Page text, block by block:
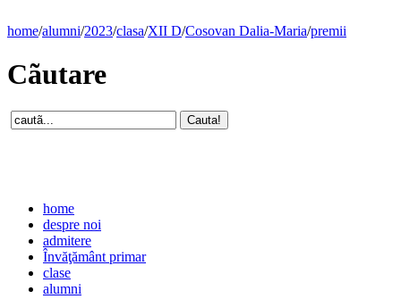
home/alumni/2023/clasa/XII D/Cosovan Dalia-Maria/premii
Cãutare
home
despre noi
admitere
Învăţământ primar
clase
alumni